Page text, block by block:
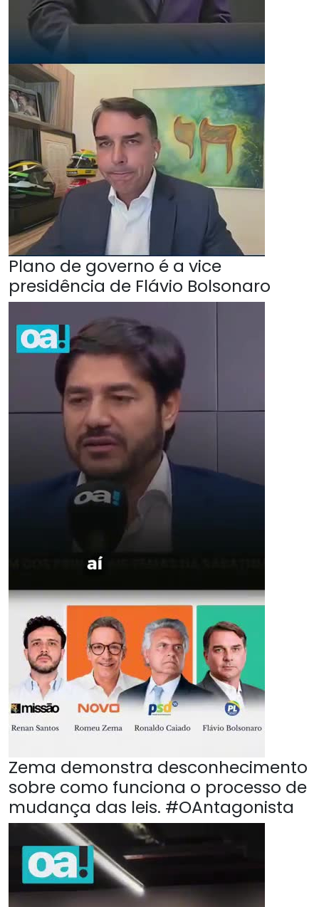
Plano de governo é a vice
presidência de Flávio Bolsonaro
Zema demonstra desconhecimento
sobre como funciona o processo de
mudança das leis. #OAntagonista